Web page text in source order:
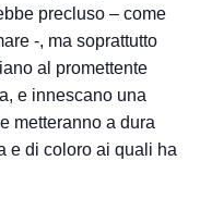
precluso – come
-, ma soprattutto
al promettente
e innescano una
metteranno a dura
e di coloro ai quali ha